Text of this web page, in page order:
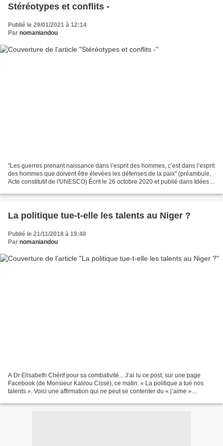
Stéréotypes et conflits -
Publié le 29/01/2021 à 12:14
Par nomaniandou
"Les guerres prenant naissance dans l’esprit des hommes, c’est dans l’esprit
des hommes que doivent être élevées les défenses de la paix" (préambule,
Acte constitutif de l'UNESCO) Écrit le 26 octobre 2020 et publié dans Idées
La politique tue-t-elle les talents au Niger ?
Publié le 21/11/2018 à 19:40
Par nomaniandou
A Dr Elisabeth Chérif pour sa combativité... J’ai lu ce post, sur une page
Facebook (de Monsieur Kalilou Cissé), ce matin: « La politique a tué nos
talents ». Voici une affirmation qui ne peut se contenter du « j’aime »